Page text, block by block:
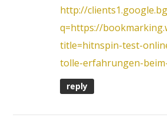
http://
q=https://
title=hitnspin-test-
tolle-erfahrungen-
reply